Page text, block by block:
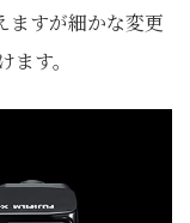
ますが細かな変更
す。